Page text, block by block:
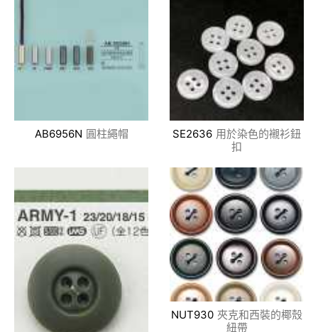
AB6956N 圓柱繩帽 SE2636 用於染色的襯衫鈕
扣
NUT930 夾克和西裝的椰殼
紐帶